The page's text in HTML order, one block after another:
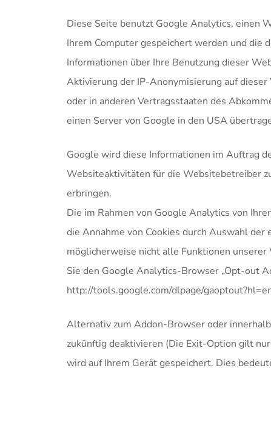
Diese Seite benutzt Google Analytics, einen
Ihrem Computer gespeichert werden und die
Informationen über Ihre Benutzung dieser
Aktivierung der IP-Anonymisierung auf
oder in anderen Vertragsstaaten des
einen Server von Google in den USA
Google wird diese Informationen im Auftrag
Websiteaktivitäten für die Websitebetreiber
erbringen.
Die im Rahmen von Google Analytics von
die Annahme von Cookies durch Auswahl
möglicherweise nicht alle Funktionen
Sie den Google Analytics-Browser „Opt-out
http://tools.google.com/dlpage/
Alternativ zum Addon-Browser oder
zukünftig deaktivieren (Die Exit-Option gilt
wird auf Ihrem Gerät gespeichert. Dies